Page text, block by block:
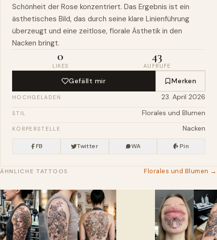
Schönheit der Rose konzentriert. Das Ergebnis ist ein
ästhetisches Bild, das durch seine klare Linienführung
überzeugt und eine zeitlose, florale Ästhetik in den
Nacken bringt.
0
LIKES
43
AUFRUFE
Gefällt mir Merken
HOCHGELADEN 23. April 2026
STIL Florales und Blumen
KÖRPERSTELLE Nacken
FB Twitter WA Pin
ÄHNLICHE TATTOOS Florales und Blumen →